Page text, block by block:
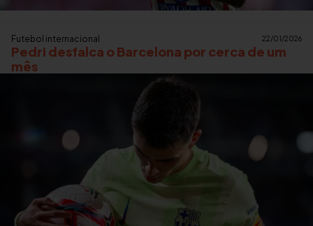
Futebol internacional 22/01/2026
Pedri desfalca o Barcelona por cerca de um
mês